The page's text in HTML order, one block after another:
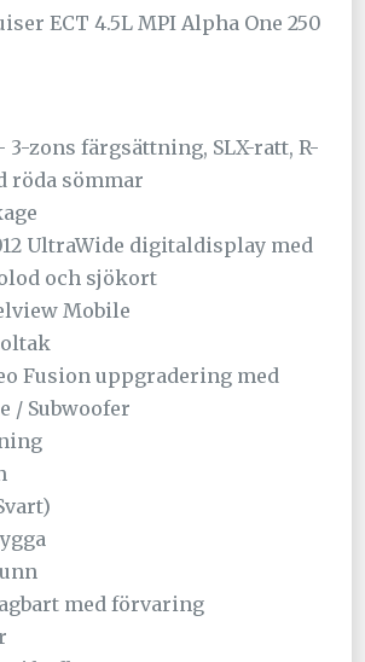
ECT 4.5L MPI Alpha One 250
3-zons färgsättning, SLX-ratt, R-
röda sömmar
UltraWide digitaldisplay med
och sjökort
Mobile
Fusion uppgradering med
/ Subwoofer
med förvaring